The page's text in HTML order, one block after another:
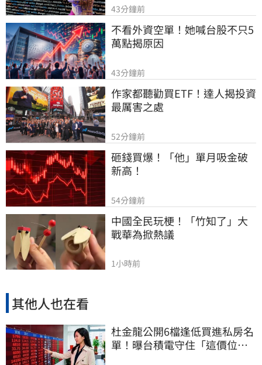
43分鐘前
不看外資空單！她喊台股不只5
萬點揭原因
43分鐘前
作家都聽勸買ETF！達人揭投資
最厲害之處
52分鐘前
砸錢買爆！「他」單月吸金破
新高！
54分鐘前
中國全民玩梗！「竹知了」大
戰華為掀熱議
1小時前
其他人也在看
杜金龍公開6檔逢低買進私房名
單！曝台積電守住「這價位」